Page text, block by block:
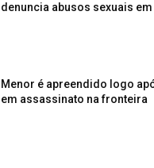
denuncia abusos sexuais em
Menor é apreendido logo
em assassinato na fronteira